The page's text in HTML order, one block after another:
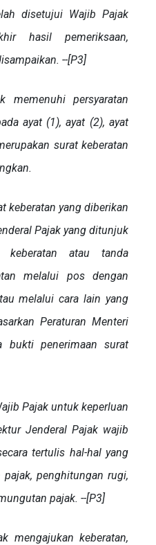
disetujui Wajib Pajak
hasil pemeriksaan,
--[P3]
memenuhi persyaratan
ayat (1), ayat (2), ayat
surat keberatan
keberatan yang diberikan
Pajak yang ditunjuk
atau tanda
melalui pos dengan
melalui cara lain yang
Peraturan Menteri
bukti penerimaan surat
Pajak untuk keperluan
Jenderal Pajak wajib
tertulis hal-hal yang
penghitungan rugi,
pajak. --[P3]
mengajukan keberatan,